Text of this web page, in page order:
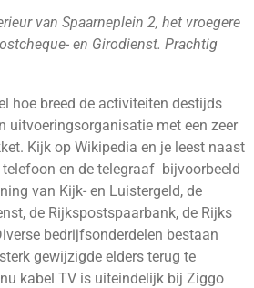
van Spaarneplein 2, het vroegere
en Girodienst. Prachtig
hoe breed de activiteiten destijds
uitvoeringsorganisatie met een zeer
Kijk op Wikipedia en je leest naast
en de telegraaf bijvoorbeeld
van Kijk- en Luistergeld, de
de Rijkspostspaarbank, de Rijks
bedrijfsonderdelen bestaan
gewijzigde elders terug te
kabel TV is uiteindelijk bij Ziggo